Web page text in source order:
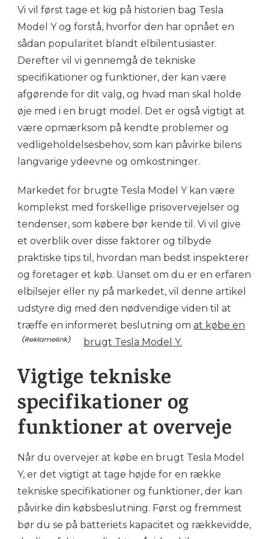
Vi vil først tage et kig på historien bag Tesla
Model Y og forstå, hvorfor den har opnået en
sådan popularitet blandt elbilentusiaster.
Derefter vil vi gennemgå de tekniske
specifikationer og funktioner, der kan være
afgørende for dit valg, og hvad man skal holde
øje med i en brugt model. Det er også vigtigt at
være opmærksom på kendte problemer og
vedligeholdelsesbehov, som kan påvirke bilens
langvarige ydeevne og omkostninger.
Markedet for brugte Tesla Model Y kan være
komplekst med forskellige prisovervejelser og
tendenser, som købere bør kende til. Vi vil give
et overblik over disse faktorer og tilbyde
praktiske tips til, hvordan man bedst inspekterer
og foretager et køb. Uanset om du er en erfaren
elbilsejer eller ny på markedet, vil denne artikel
udstyre dig med den nødvendige viden til at
træffe en informeret beslutning om at købe en
brugt Tesla Model Y.
Vigtige tekniske
specifikationer og
funktioner at overveje
Når du overvejer at købe en brugt Tesla Model
Y, er det vigtigt at tage højde for en række
tekniske specifikationer og funktioner, der kan
påvirke din købsbeslutning. Først og fremmest
bør du se på batteriets kapacitet og rækkevidde,